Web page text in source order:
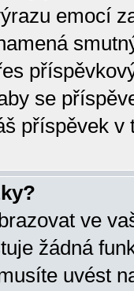
emocí
se
příspěvek v
ve
žádná
uvést